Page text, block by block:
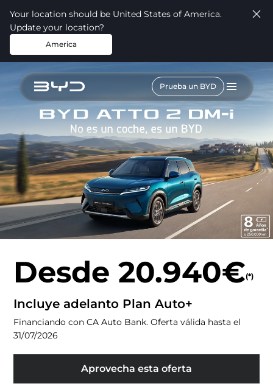
Your location should be United States of America.
Update your location?
America
Prueba un BYD
Desde 20.940€(*)
Incluye adelanto Plan Auto+
Financiando con CA Auto Bank. Oferta válida hasta el
31/07/2026
Aprovecha esta oferta